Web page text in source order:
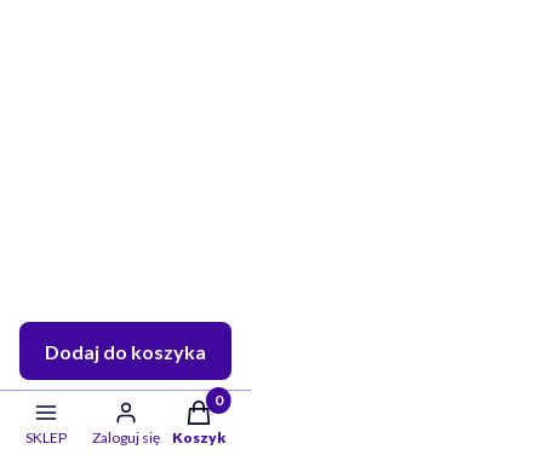
Dodaj do koszyka
SKLEP Zaloguj się
Twoje skarby w koszyku:: 0. Zobacz
Koszyk